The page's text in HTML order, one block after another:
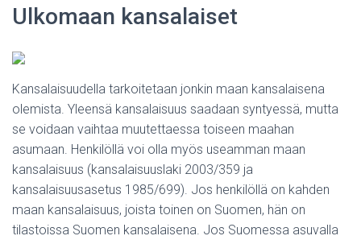
Ulkomaan kansalaiset
Kansalaisuudella tarkoitetaan jonkin maan kansalaisena
olemista. Yleensä kansalaisuus saadaan syntyessä, mutta
se voidaan vaihtaa muutettaessa toiseen maahan
asumaan. Henkilöllä voi olla myös useamman maan
kansalaisuus (kansalaisuuslaki 2003/359 ja
kansalaisuusasetus 1985/699). Jos henkilöllä on kahden
maan kansalaisuus, joista toinen on Suomen, hän on
tilastoissa Suomen kansalaisena. Jos Suomessa asuvalla